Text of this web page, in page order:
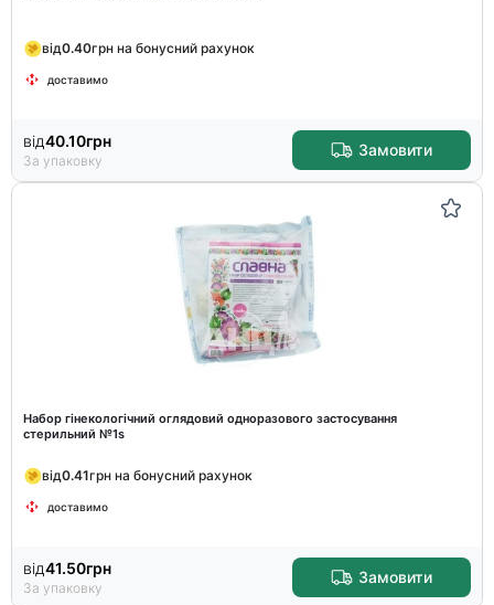
від0.40грн на бонусний рахунок
доставимо
від40.10грн
За упаковку
Замовити
Набор гінекологічний оглядовий одноразового застосування
стерильний №1s
від0.41грн на бонусний рахунок
доставимо
від41.50грн
За упаковку
Замовити